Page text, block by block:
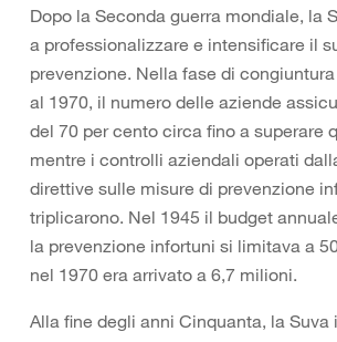
Dopo la Seconda guerra mondiale, la
a professionalizzare e intensificare il
prevenzione. Nella fase di
al 1970, il numero delle aziende
del 70 per cento circa fino a superare
mentre i controlli aziendali operati
direttive sulle misure di prevenzione
triplicarono. Nel 1945 il budget
la prevenzione infortuni si limitava a
nel 1970 era arrivato a 6,7 milioni.
Alla fine degli anni Cinquanta, la Suva